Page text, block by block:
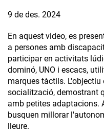
9 de des. 2024
En aquest video, es
a persones amb
participar en activitats
dominó, UNO i escacs,
marques tàctils.
socialització, demostrant
amb petites adaptacions.
busquen millorar
lleure.